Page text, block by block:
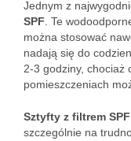
Jednym z
SPF . Te
można stosować
nadają się do
2-3 godziny, chociaż
pomieszczeniach
Sztyfty z filtrem SPF
szczególnie na